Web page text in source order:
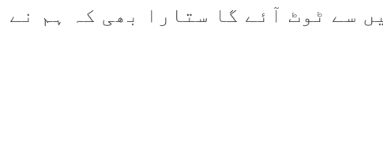
سے ٹوٹ آئے گا ستارا بھی کہ ہم نے